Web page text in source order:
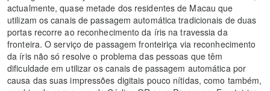
actualmente, quase metade dos residentes de Macau que
utilizam os canais de passagem automática tradicionais de duas
portas recorre ao reconhecimento da íris na travessia da
fronteira. O serviço de passagem fronteiriça via reconhecimento
da íris não só resolve o problema das pessoas que têm
dificuldade em utilizar os canais de passagem automática por
causa das suas impressões digitais pouco nítidas, como também,